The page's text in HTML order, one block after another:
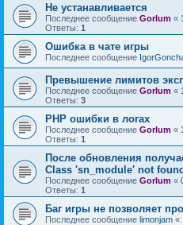
Не устанавливается
Последнее сообщение Gorlum «
Ответы: 1
Ошибка в чате игры
Последнее сообщение
Превышение лимитов
Последнее сообщение Gorlum «
Ответы: 3
PHP ошибки в логах
Последнее сообщение Gorlum «
Ответы: 1
После обновления
Class 'sn_module' not
Последнее сообщение Gorlum «
Ответы: 1
Баг игры не позволяет
Последнее сообщение limonjam «